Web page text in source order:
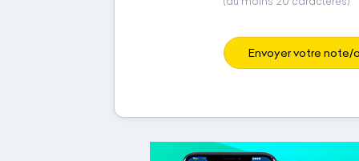
Envoyer votre note/